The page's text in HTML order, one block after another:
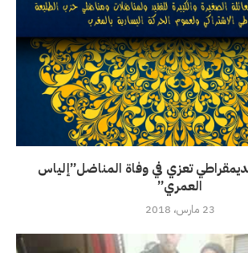
تعزي في وفاة المناضل”إلياس
العمري”
23 مارس، 2018